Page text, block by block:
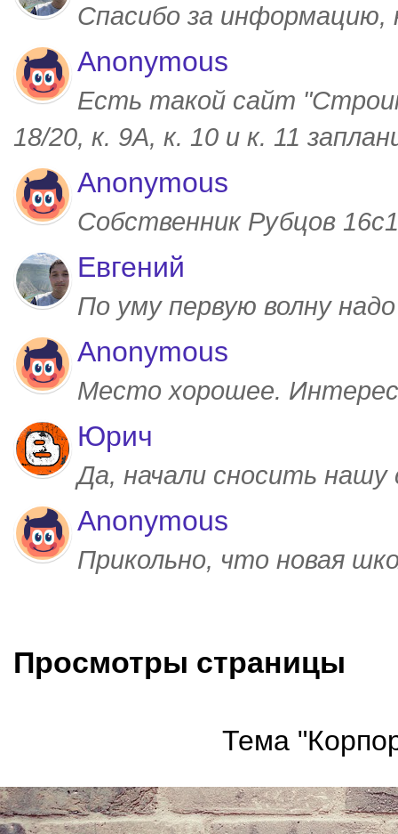
Спасибо за
Anonymous
Есть такой сайт
18/20, к. 9А, к. 10 и к. 11
Anonymous
Собственник Рубцов
Евгений
По уму первую волну
Anonymous
Место хорошее.
Юрич
Да, начали сносить
Anonymous
Прикольно, что новая
Просмотры страницы
Тема